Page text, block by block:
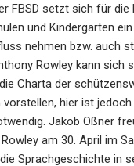
FBSD setzt sich für die
und Kindergärten
nehmen bzw. auch
Rowley kann sich
Charta der
vorstellen, hier ist
Jakob Oßner
am 30. April im
Sprachgeschichte in